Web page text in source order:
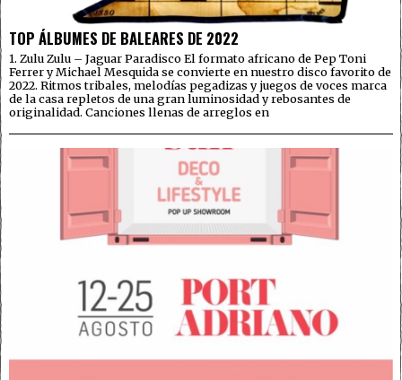
TOP ÁLBUMES DE BALEARES DE 2022
1. Zulu Zulu – Jaguar Paradisco El formato africano de Pep Toni
Ferrer y Michael Mesquida se convierte en nuestro disco favorito de
2022. Ritmos tribales, melodías pegadizas y juegos de voces marca
de la casa repletos de una gran luminosidad y rebosantes de
originalidad. Canciones llenas de arreglos en